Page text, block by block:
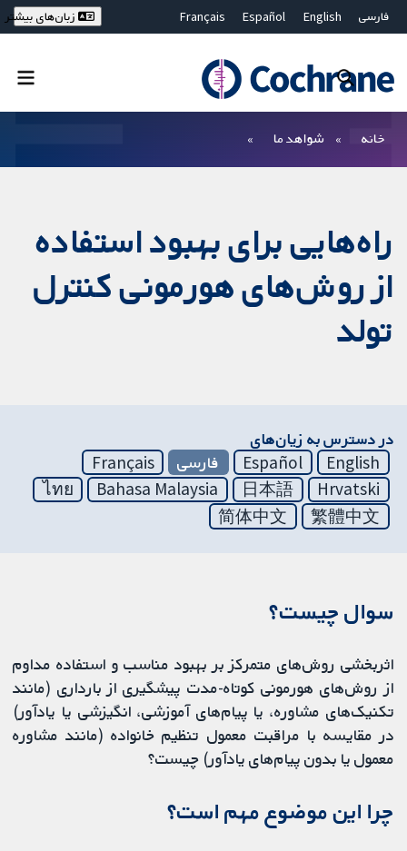
فارسی English
Español
Français
Bahasa Malaysia
ไทย
繁體中文
زبان‌های بیشتر
خانه شواهد ما
راه‌هایی برای بهبود استفاده
از روش‌های هورمونی کنترل
تولد
در دسترس به زیان‌های
English
Español فارسی
Français
Hrvatski
日本語
Bahasa Malaysia
ไทย
繁體中文
简体中文
سوال چیست؟
اثربخشی روش‌های متمرکز بر بهبود مناسب و استفاده مداوم
از روش‌های هورمونی کوتاه‌-مدت پیشگیری از بارداری (مانند
تکنیک‌های مشاوره، یا پیام‌های آموزشی، انگیزشی یا یادآور)
در مقایسه با مراقبت‌ معمول تنظیم خانواده (مانند مشاوره
معمول یا بدون پیام‌های یادآور) چیست؟
چرا این موضوع مهم است؟